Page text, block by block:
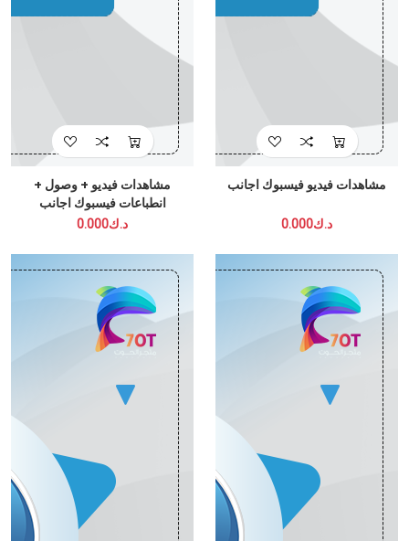
مشاهدات فيديو فيسبوك اجانب
د.ك0.000
مشاهدات فيديو + وصول +
انطباعات فيسبوك اجانب
د.ك0.000